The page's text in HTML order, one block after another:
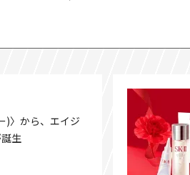
)〉から、エイジ
生